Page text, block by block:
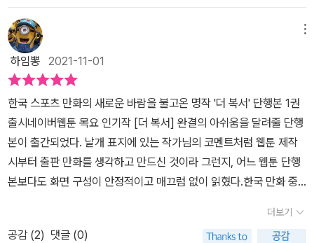
다1권 기준으로 메인 주인공 캐릭터는 총 3명인데 그중에 2명이 초판
한정 클리어 일러스트 카드에 인쇄되어 증정되고 있습니다전 지금 책
갈피로 사용하고 있습니다사실 권투를 소재로 한 웹툰 만화라고 해서
록키 시리즈 생각하고 봤는데 제가 생각했던 것과는 완전히 다른 내
용이더군요고난과 역경을 이기고 자랑스러운 챔피언 자리에 오르는
그런 흐뭇한 성공 스토리가 아니었던 것입니다물론 내용중에 그런 감
동 풀 스토리적인 느낌이 전혀 없는 것은 아니지만 그것을 압도하는
것은 괴물같은 천재 복서의 등장입니다무려 한명도 아닌 두명이 동시
에 나오죠그런데 한명이 너무 강력해서 이건 먼치킨급이네요~ 늘 느
끼는 것이지만 스포츠 만화에서 넘사벽 천재의 등장은 선택이 아닌
필수겠죠​각각의 개성이 전혀 다른 세명의 주인공 운명이 앞으로 어떻
게 될까요 정말 흥미진진하네요 세명 다 응원하고 있지만 그중에 가
하임뽕 2021-11-01
한국 스포츠 만화의 새로운 바람을 불고온 명작 '더 복서' 단행본 1권
출시​네이버웹툰 목요 인기작 [더 복서] 완결의 아쉬움을 달려줄 단행
본이 출간되었다. 날개 표지에 있는 작가님의 코멘트처럼 웹툰 제작
시부터 출판 만화를 생각하고 만드신 것이라 그런지, 어느 웹툰 단행
본보다도 화면 구성이 안정적이고 매끄럼 없이 읽혔다.한국 만화 중
이 없는 가운데(어디까지나 개인 의견이다) , 오랜만에 나온 스포츠
만화 '더 복서'는 네이버 웹툰 연재 시작부터 꾸준히 읽어 왔던 작품이
더보기
공감 (2) 댓글 (0)